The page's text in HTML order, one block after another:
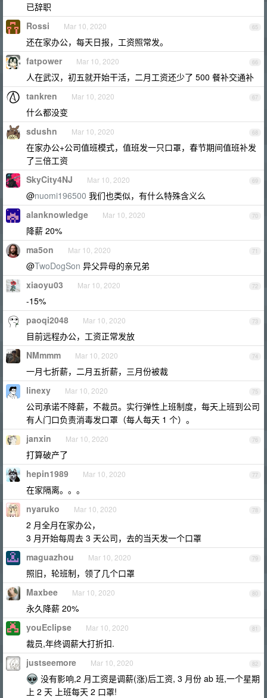
已辞职
65
Rossi Mar 10, 2020
还在家办公，每天日报，工资照常发。
66
fatpower Mar 10, 2020
人在武汉，初五就开始干活，二月工资还少了 500 餐补交通补
67
tankren Mar 10, 2020
什么都没变
68
sdushn Mar 10, 2020
在家办公+公司值班模式，值班发一只口罩，春节期间值班补发
了三倍工资
69
SkyCity4NJ Mar 10, 2020
@nuomi196500 我们也类似，有什么特殊含义么
70
alanknowledge Mar 10, 2020
降薪 20%
71
ma5on Mar 10, 2020
@TwoDogSon 异父异母的亲兄弟
72
xiaoyu03 Mar 10, 2020
-15%
73
paoqi2048 Mar 10, 2020
目前远程办公，工资正常发放
74
NMmmm Mar 10, 2020
一月七折薪，二月五折薪，三月份被裁
75
linexy Mar 10, 2020
公司承诺不降薪，不裁员。实行弹性上班制度，每天上班到公司
有人门口负责消毒发口罩（每人每天 1 个）。
76
janxin Mar 10, 2020
打算破产了
77
hepin1989 Mar 10, 2020
在家隔离。。。
78
nyaruko Mar 10, 2020
2 月全月在家办公，
3 月开始每周去 3 天公司，去的当天发一个口罩
79
maguazhou Mar 10, 2020
照旧，轮班制，领了几个口罩
80
Maxbee Mar 10, 2020
永久降薪 20%
81
youEclipse Mar 10, 2020
裁员,年终调薪大打折扣.
82
justseemore Mar 10, 2020
没有影响,2 月工资是调薪(涨)后工资, 3 月份 ab 班,一个星期
上 2 天 上班每天 2 口罩!